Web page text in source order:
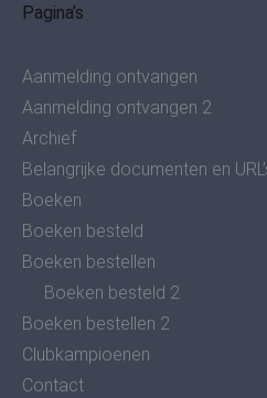
Pagina’s
Aanmelding ontvangen
Aanmelding ontvangen 2
Archief
Belangrijke documenten en
Boeken
Boeken besteld
Boeken bestellen
Boeken besteld 2
Boeken bestellen 2
Clubkampioenen
Contact